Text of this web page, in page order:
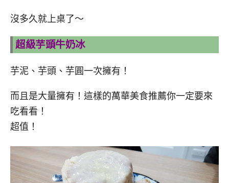
沒多久就上桌了～
超級芋頭牛奶冰
芋泥、芋頭、芋圓一次擁有！
而且是大量擁有！這樣的萬華美食推薦你一定要來
吃看看！
超值！